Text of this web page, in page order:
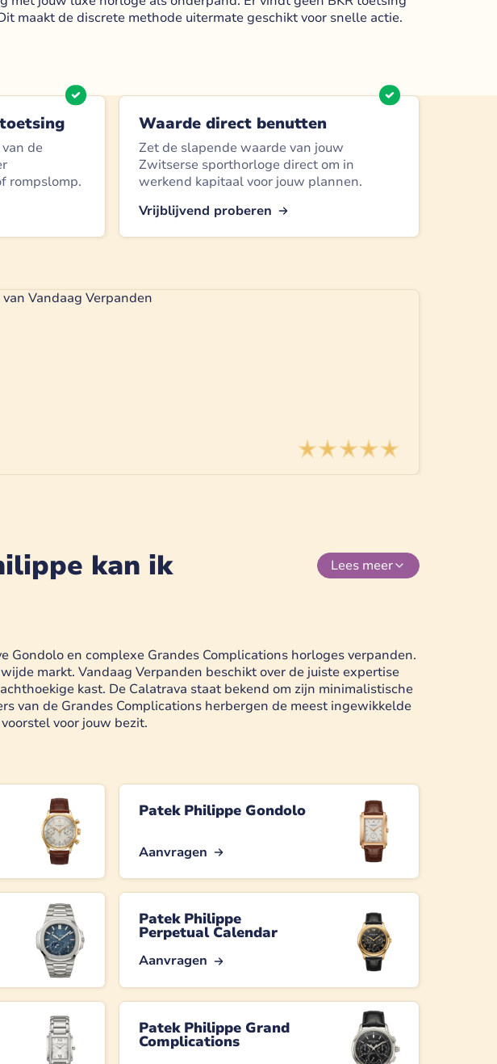
maakt de discrete methode uitermate geschikt voor snelle actie.
de
rompslomp.
Waarde direct benutten
Zet de slapende waarde van jouw
Zwitserse sporthorloge direct om in
werkend kapitaal voor jouw plannen.
Vrijblijvend proberen
kan ik Lees meer
Gondolo en complexe Grandes Complications horloges verpanden.
markt. Vandaag Verpanden beschikt over de juiste expertise
kast. De Calatrava staat bekend om zijn minimalistische
van de Grandes Complications herbergen de meest ingewikkelde
voor jouw bezit.
Patek Philippe Gondolo
Aanvragen
Patek Philippe
Perpetual Calendar
Aanvragen
Patek Philippe Grand
Complications